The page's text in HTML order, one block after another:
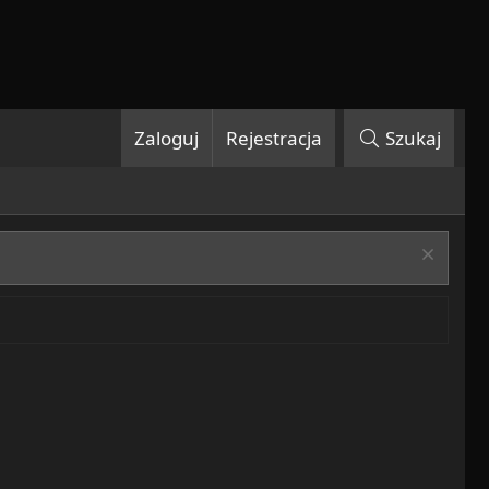
Zaloguj Rejestracja Szukaj